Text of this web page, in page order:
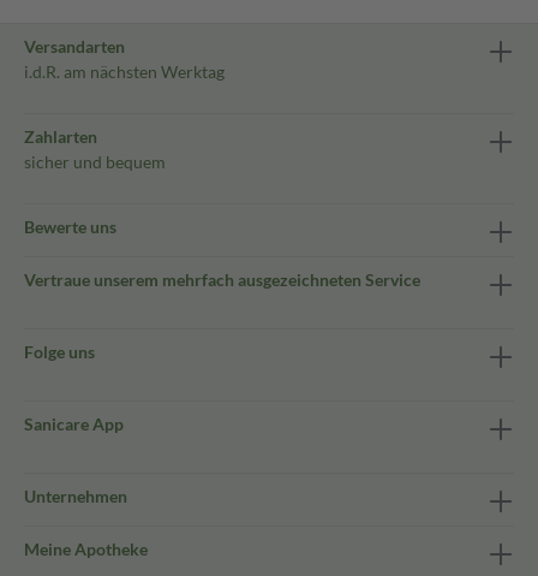
Versandarten
i.d.R. am nächsten Werktag
Zahlarten
sicher und bequem
Bewerte uns
Vertraue unserem mehrfach ausgezeichneten Service
Folge uns
Sanicare App
Unternehmen
Meine Apotheke